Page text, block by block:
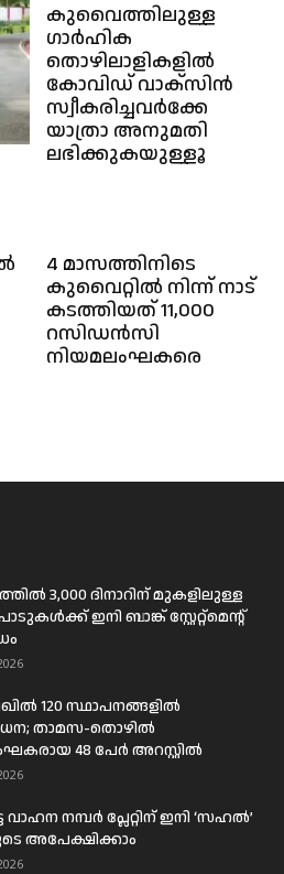
കുവൈത്തിലുള്ള
ഗാർഹിക
തൊഴിലാളികളിൽ
കോവിഡ് വാക്സിൻ
സ്വീകരിച്ചവർക്കേ
യാത്രാ അനുമതി
ലഭിക്കുകയുള്ളൂ
4 മാസത്തിനിടെ
കുവൈറ്റിൽ നിന്ന് നാട്
കടത്തിയത് 11,000
റസിഡൻസി
നിയമലംഘകരെ
3,000 ദിനാറിന് മുകളിലുള്ള
ഇനി ബാങ്ക് സ്റ്റേറ്റ്മെന്റ്
120 സ്ഥാപനങ്ങളിൽ
താമസ-തൊഴിൽ
48 പേർ അറസ്റ്റിൽ
വാഹന നമ്പർ പ്ലേറ്റിന് ഇനി ‘സഹൽ’
അപേക്ഷിക്കാം